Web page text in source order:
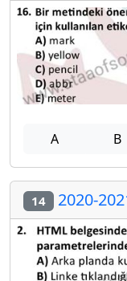
A B
14 2020-